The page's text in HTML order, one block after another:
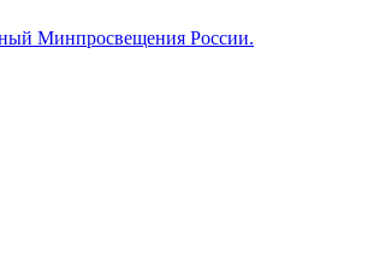
Минпросвещения России.